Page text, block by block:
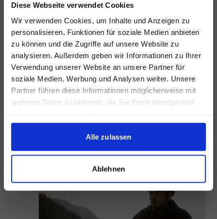
Diese Webseite verwendet Cookies
Wir verwenden Cookies, um Inhalte und Anzeigen zu
personalisieren, Funktionen für soziale Medien anbieten
zu können und die Zugriffe auf unsere Website zu
analysieren. Außerdem geben wir Informationen zu Ihrer
Verwendung unserer Website an unsere Partner für
soziale Medien, Werbung und Analysen weiter. Unsere
Partner führen diese Informationen möglicherweise mit
weiteren Daten zusammen, die Sie ihnen bereitgestellt
gesammelt haben.
Alle zulassen
Ablehnen